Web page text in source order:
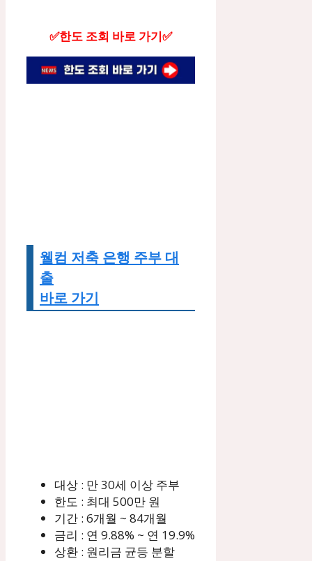
✅한도 조회 바로 가기✅
웰컴 저축 은행 주부 대
출
바로 가기
대상 : 만 30세 이상 주부
한도 : 최대 500만 원
기간 : 6개월 ~ 84개월
금리 : 연 9.88% ~ 연 19.9%
상환 : 원리금 균등 분할